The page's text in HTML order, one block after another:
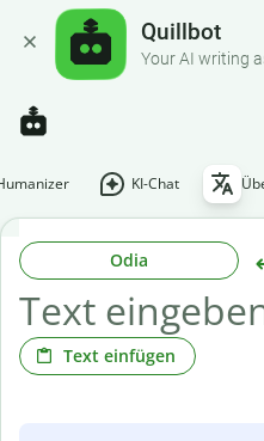
Quillbot
Your AI writing
KI-Chat
Odia
Text einfügen